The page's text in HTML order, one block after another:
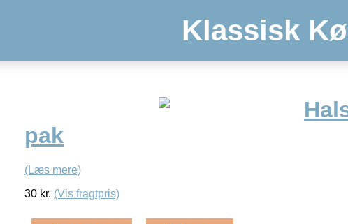
Klassisk
pak
(Læs mere)
30 kr. (Vis fragtpris)